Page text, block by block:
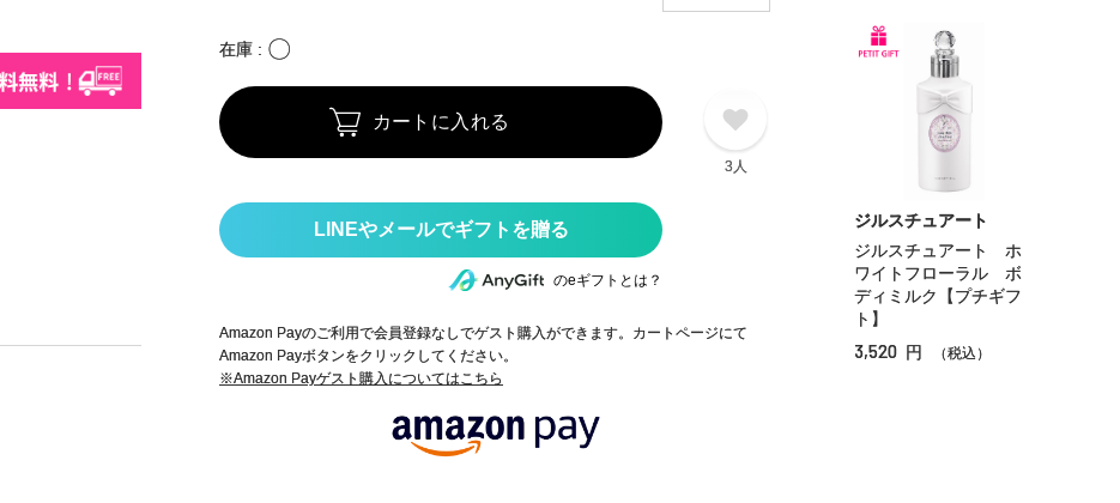
在庫 〇
カートに入れる
3人
のeギフトとは？
Amazon Payのご利用で会員登録なしでゲスト購入ができます。カートページにて
Amazon Payボタンをクリックしてください。
※Amazon Payゲスト購入についてはこちら
ジルスチュアート
ジルスチュアート ホ
ワイトフローラル ボ
ディミルク【プチギフ
ト】
3,520 円 （税込）